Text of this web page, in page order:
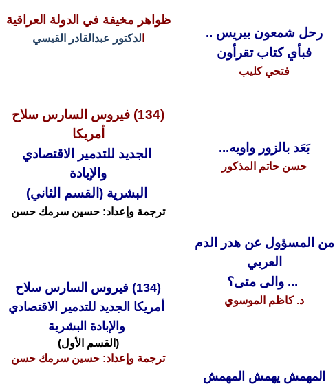
ظواهر مخيفة في الدولة العراقية
لدكتور عبدالقادر القيسي
(
134) فيروس السارس سلاح
أمريكا
الجديد للتدمير الاقتصادي
والإبادة
البشرية (القسم الثاني)
ترجمة وإعداد: حسين سرمك حسن
(
134) فيروس السارس سلاح
أمريكا الجديد للتدمير الاقتصادي
والإبادة البشرية
(القسم الأول)
ترجمة وإعداد: حسين سرمك حسن
رحل شمعون بيريس ..
فبأي كتاب تقرأون
فتحي كليب
بَعَد بالزور واويه...
حسن حاتم المذكور
من المسؤول عن هدر الدم
العربي
... والى متى؟
د. كاظم الموسوي
المهمش يهمش المهمش